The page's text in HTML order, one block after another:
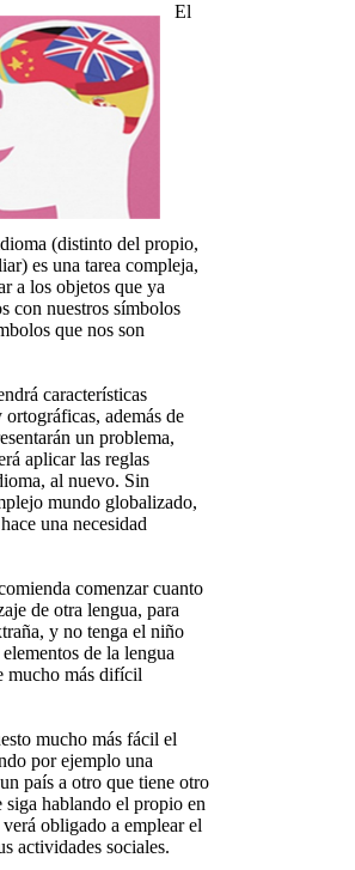
El
(distinto del propio,
es una tarea compleja,
a los objetos que ya
con nuestros símbolos
que nos son
características
además de
un problema,
aplicar las reglas
al nuevo. Sin
mundo globalizado,
una necesidad
comenzar cuanto
de otra lengua, para
y no tenga el niño
de la lengua
mucho más difícil
mucho más fácil el
por ejemplo una
país a otro que tiene otro
siga hablando el propio en
obligado a emplear el
actividades sociales.